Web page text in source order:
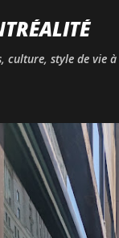
au contenu principal
culture, style de vie à